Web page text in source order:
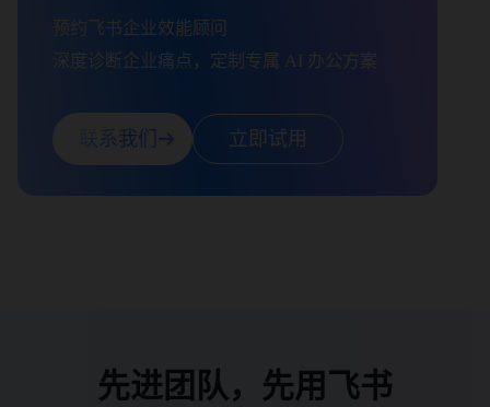
预约飞书企业效能顾问
深度诊断企业痛点，定制专属 AI 办公方案
联系我们 立即试用
先进团队，先用飞书